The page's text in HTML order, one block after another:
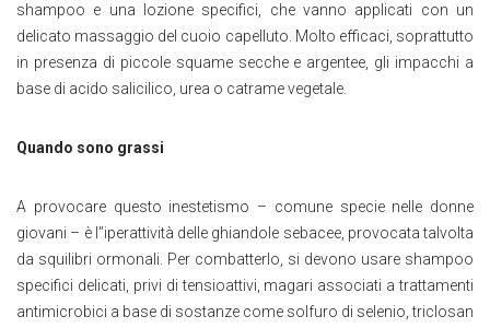
shampoo e una lozione specifici, che vanno applicati con un
delicato massaggio del cuoio capelluto. Molto efficaci, soprattutto
in presenza di piccole squame secche e argentee, gli impacchi a
base di acido salicilico, urea o catrame vegetale.
Quando sono grassi
A provocare questo inestetismo – comune specie nelle donne
giovani – è l’’iperattività delle ghiandole sebacee, provocata talvolta
da squilibri ormonali. Per combatterlo, si devono usare shampoo
specifici delicati, privi di tensioattivi, magari associati a trattamenti
antimicrobici a base di sostanze come solfuro di selenio, triclosan